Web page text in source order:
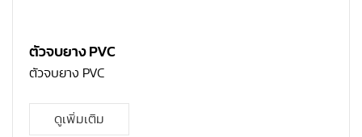
ตัวจบยาง PVC
ตัวจบยาง PVC
ดูเพิ่มเติม